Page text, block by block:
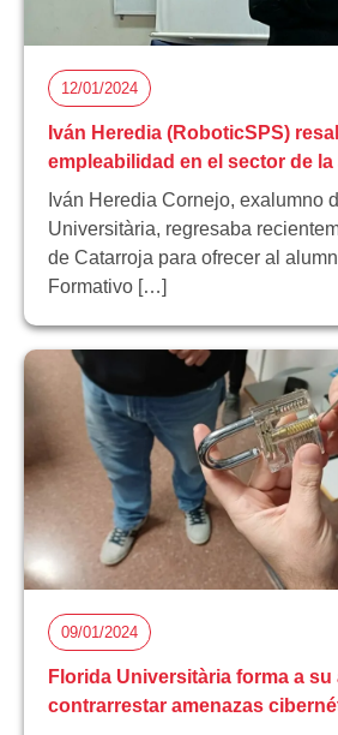
12/01/2024
Iván Heredia (RoboticSPS)
empleabilidad en el sector de
Iván Heredia Cornejo, exalumno
Universitària, regresaba
de Catarroja para ofrecer al
Formativo […]
09/01/2024
Florida Universitària forma a
contrarrestar amenazas